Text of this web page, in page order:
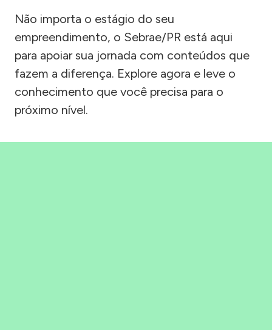
Não importa o estágio do seu
empreendimento, o Sebrae/PR está aqui
para apoiar sua jornada com conteúdos que
fazem a diferença. Explore agora e leve o
conhecimento que você precisa para o
próximo nível.